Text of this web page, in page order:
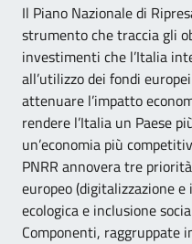
Il Piano Nazionale di
strumento che traccia gli
investimenti che l’Italia
all’utilizzo dei fondi
attenuare l’impatto
rendere l’Italia un Paese
un’economia più
PNRR annovera tre
europeo (digitalizzazione
ecologica e inclusione
Componenti, raggruppate